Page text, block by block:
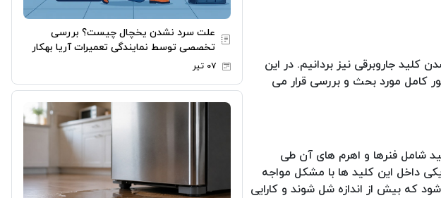
جاروبرقی نیز بردانیم. در این
کامل مورد بحث و بررسی قرار می
شامل فنرها و اهرم های آن طی
داخل این کلید ها با مشکل مواجه
که بیش از اندازه شل شوند و کارایی
علت سرد نشدن یخچال چیست؟ بررسی
تخصصی توسط نمایندگی تعمیرات آریا بهکار
۰۷ تیر